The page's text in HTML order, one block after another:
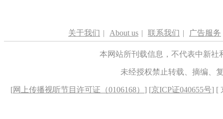
关于我们 | About us | 联系我们 | 广告服务
本网站所刊载信息，不代表中新
未经授权禁止转载、摘编、
[网上传播视听节目许可证（0106168） ] [京ICP证040655号] [